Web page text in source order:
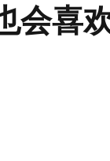
会喜